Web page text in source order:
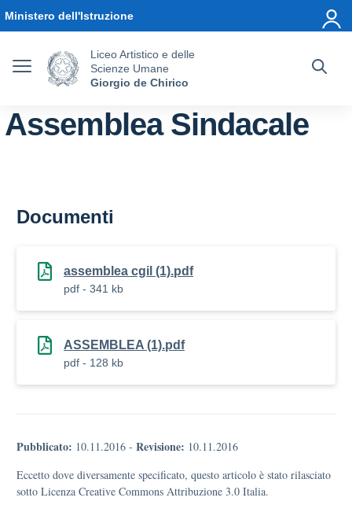
Ministero dell'Istruzione
Liceo Artistico e delle
Scienze Umane
Giorgio de Chirico
Assemblea Sindacale
Documenti
assemblea cgil (1).pdf
pdf - 341 kb
ASSEMBLEA (1).pdf
pdf - 128 kb
Pubblicato: 10.11.2016 - Revisione: 10.11.2016
Eccetto dove diversamente specificato, questo articolo è stato rilasciato
sotto Licenza Creative Commons Attribuzione 3.0 Italia.